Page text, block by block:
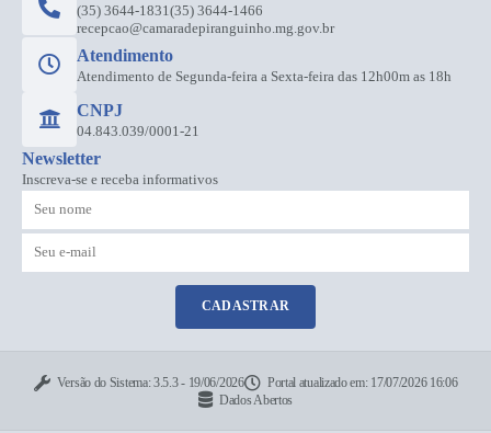
(35) 3644-1831 (35) 3644-1466
recepcao@camaradepiranguinho.mg.gov.br
Atendimento
Atendimento de Segunda-feira a Sexta-feira das 12h00m as 18h
CNPJ
04.843.039/0001-21
Newsletter
Inscreva-se e receba informativos
CADASTRAR
Versão do Sistema:3.5.3 - 19/06/2026 Portal atualizado em: 17/07/2026 16:06
Dados Abertos